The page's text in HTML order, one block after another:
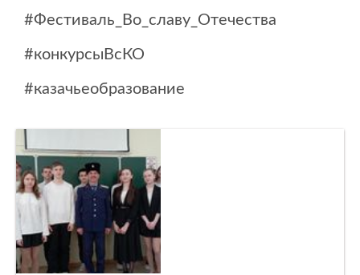
#Фестиваль_Во_славу_Отечества
#конкурсыВсКО
#казачьеобразование